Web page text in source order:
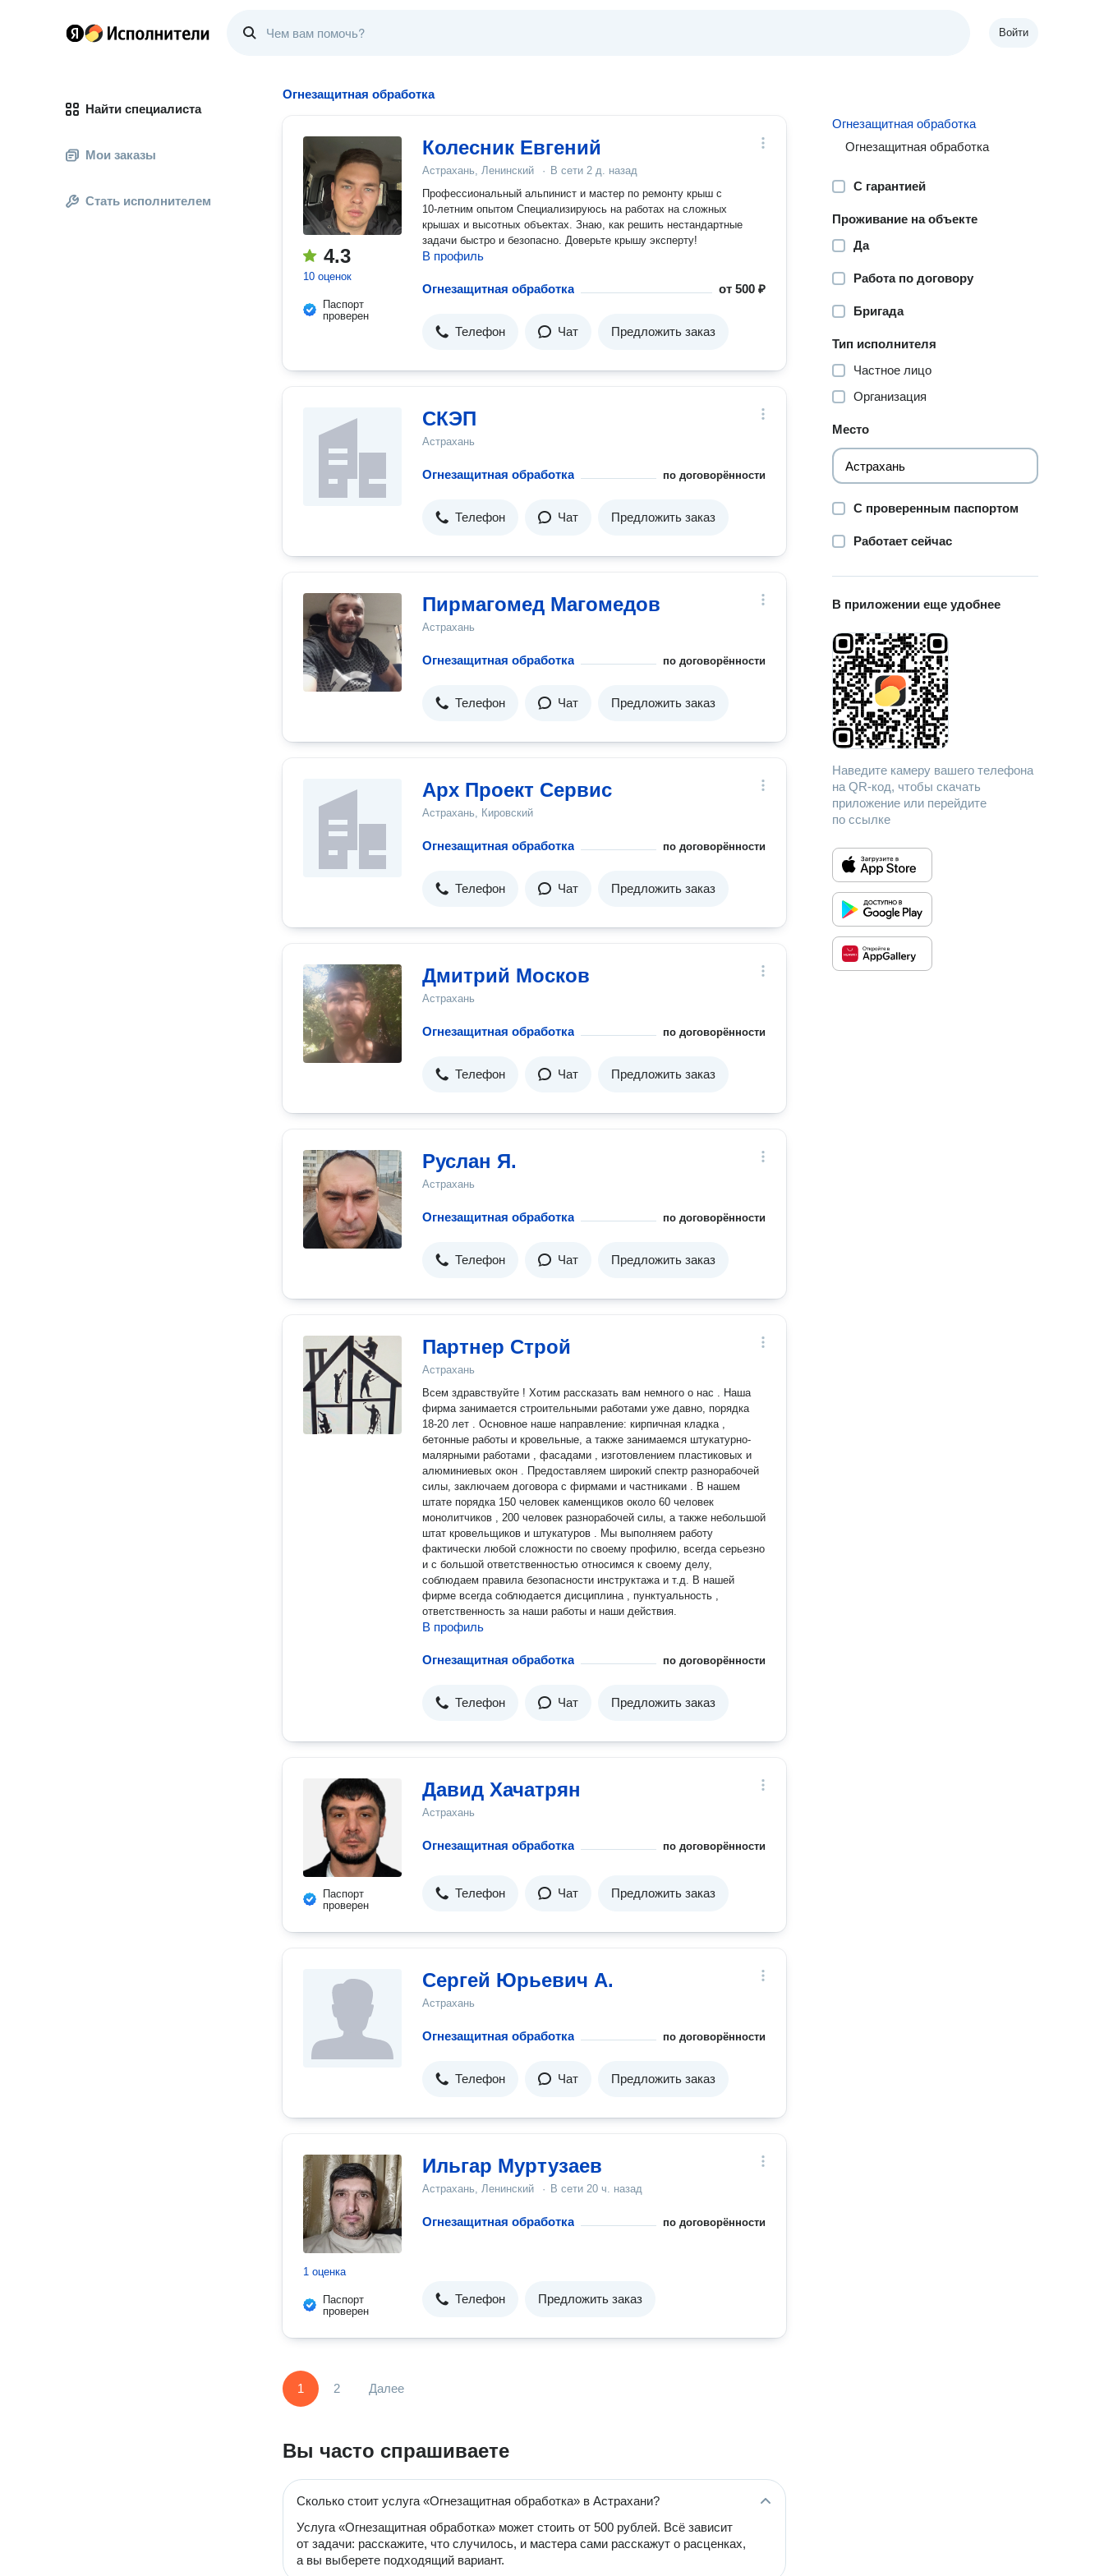
Войти
Найти специалиста
Мои заказы
Стать исполнителем
Огнезащитная обработка
4.3
10 оценок
Паспорт
проверен
Колесник Евгений
Астрахань, Ленинский · В сети 2 д. назад
Профессиональный альпинист и мастер по ремонту крыш с
10‑летним опытом Специализируюсь на работах на сложных
крышах и высотных объектах. Знаю, как решить нестандартные
задачи быстро и безопасно. Доверьте крышу эксперту!
В профиль
Огнезащитная обработка от500 ₽
Телефон Чат Предложить заказ
СКЭП
Астрахань
Огнезащитная обработка по договорённости
Телефон Чат Предложить заказ
Пирмагомед Магомедов
Астрахань
Огнезащитная обработка по договорённости
Телефон Чат Предложить заказ
Арх Проект Сервис
Астрахань, Кировский
Огнезащитная обработка по договорённости
Телефон Чат Предложить заказ
Дмитрий Москов
Астрахань
Огнезащитная обработка по договорённости
Телефон Чат Предложить заказ
Руслан Я.
Астрахань
Огнезащитная обработка по договорённости
Телефон Чат Предложить заказ
Партнер Строй
Астрахань
Всем здравствуйте ! Хотим рассказать вам немного о нас . Наша
фирма занимается строительными работами уже давно, порядка
18-20 лет . Основное наше направление: кирпичная кладка ,
бетонные работы и кровельные, а также занимаемся штукатурно-
малярными работами , фасадами , изготовлением пластиковых и
алюминиевых окон . Предоставляем широкий спектр разнорабочей
силы, заключаем договора с фирмами и частниками . В нашем
штате порядка 150 человек каменщиков около 60 человек
монолитчиков , 200 человек разнорабочей силы, а также небольшой
штат кровельщиков и штукатуров . Мы выполняем работу
фактически любой сложности по своему профилю, всегда серьезно
и с большой ответственностью относимся к своему делу,
соблюдаем правила безопасности инструктажа и т.д. В нашей
фирме всегда соблюдается дисциплина , пунктуальность ,
ответственность за наши работы и наши действия.
В профиль
Огнезащитная обработка по договорённости
Телефон Чат Предложить заказ
Паспорт
проверен
Давид Хачатрян
Астрахань
Огнезащитная обработка по договорённости
Телефон Чат Предложить заказ
Сергей Юрьевич А.
Астрахань
Огнезащитная обработка по договорённости
Телефон Чат Предложить заказ
1 оценка
Паспорт
проверен
Ильгар Муртузаев
Астрахань, Ленинский · В сети 20 ч. назад
Огнезащитная обработка по договорённости
Телефон Предложить заказ
1 2 Далее
Вы часто спрашиваете
Сколько стоит услуга «Огнезащитная обработка» в Астрахани?
Услуга «Огнезащитная обработка» может стоить от 500 рублей. Всё зависит
от задачи: расскажите, что случилось, и мастера сами расскажут о расценках,
а вы выберете подходящий вариант.
Огнезащитная обработка
Огнезащитная обработка
С гарантией
Проживание на объекте
Да
Работа по договору
Бригада
Тип исполнителя
Частное лицо
Организация
Место
С проверенным паспортом
Работает сейчас
В приложении еще удобнее
Наведите камеру вашего телефона
на QR-код, чтобы скачать
приложение или перейдите
по ссылке